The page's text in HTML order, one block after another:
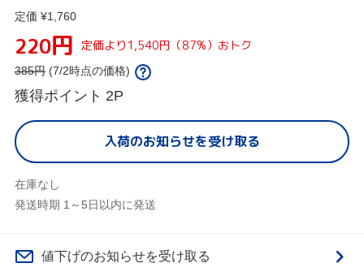
定価 ¥1,760
220円 定価より1,540円（87%）おトク
385円 (7/2時点の価格)
獲得ポイント 2P
入荷のお知らせを受け取る
在庫なし
発送時期 1～5日以内に発送
値下げのお知らせを受け取る